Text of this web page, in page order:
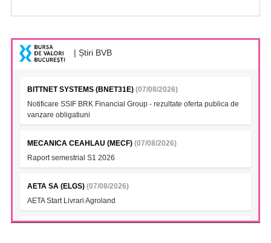
| Știri BVB
BITTNET SYSTEMS (BNET31E) (07/08/2026)
Notificare SSIF BRK Financial Group - rezultate oferta publica de
vanzare obligatiuni
MECANICA CEAHLAU (MECF) (07/08/2026)
Raport semestrial S1 2026
AETA SA (ELGS) (07/08/2026)
AETA Start Livrari Agroland